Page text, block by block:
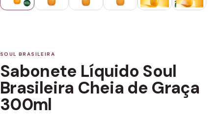
SOUL BRASILEIRA
Sabonete Líquido Soul
Brasileira Cheia de Graça
300ml